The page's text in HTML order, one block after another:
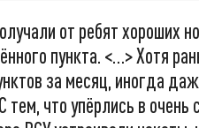
от ребят хороших
пункта. <…> Хотя
за месяц, иногда
тем, что упёрлись в